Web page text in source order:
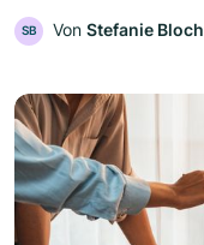
SB Von Stefanie Bloch